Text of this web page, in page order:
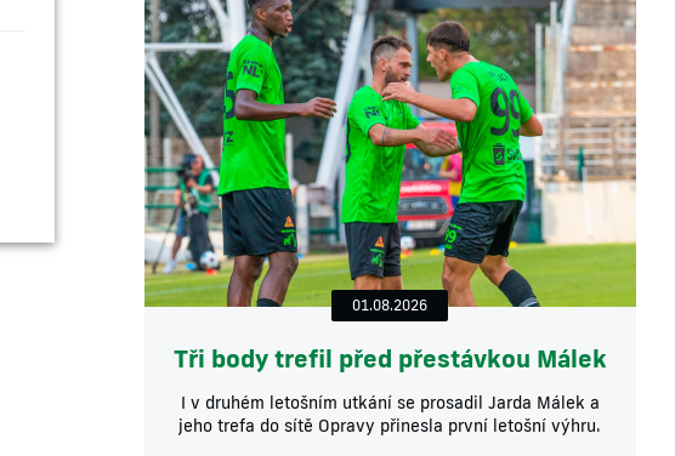
01.08.2026
Tři body trefil před přestávkou Málek
I v druhém letošním utkání se prosadil Jarda Málek a
jeho trefa do sítě Opravy přinesla první letošní výhru.